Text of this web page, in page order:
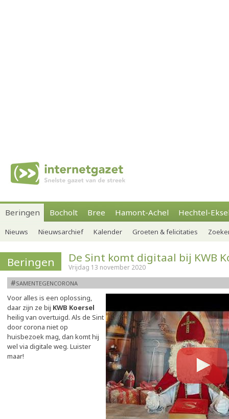
Beringen Bocholt Bree Hamont-Achel Hechtel-
Nieuws Nieuwsarchief Kalender Groeten & felicitaties
Beringen De Sint komt digitaal bij KWB
Vrijdag 13 november 2020
#samentegencorona
Voor alles is een oplossing,
daar zijn ze bij KWB Koersel
heilig van overtuigd. Als de Sint
door corona niet op
huisbezoek mag, dan komt hij
wel via digitale weg. Luister
maar!